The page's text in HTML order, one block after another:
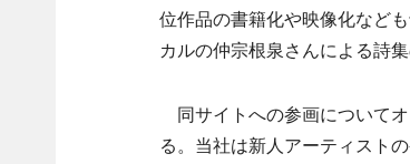
位作品の書籍化や映像化など
カルの仲宗根泉さんによる詩
同サイトへの参画について
る。当社は新人アーティスト